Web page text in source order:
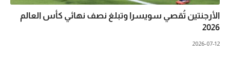
الأرجنتين تُقصي سويسرا وتبلغ نصف نهائي كأس العالم
2026
2026-07-12